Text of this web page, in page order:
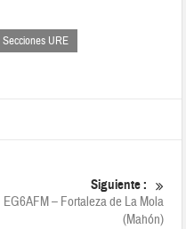
Secciones URE
Siguiente :
EG6AFM – Fortaleza de La Mola
(Mahón)